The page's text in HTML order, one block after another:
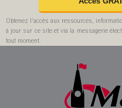
Obtenez l'accès aux ressources,
à jour sur ce site et via la messagerie
tout moment.